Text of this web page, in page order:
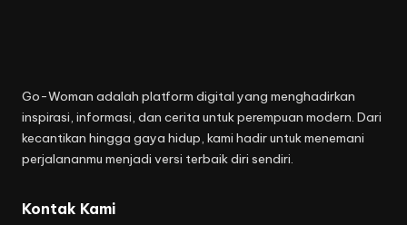
Go-Woman adalah platform digital yang menghadirkan
inspirasi, informasi, dan cerita untuk perempuan modern. Dari
kecantikan hingga gaya hidup, kami hadir untuk menemani
perjalananmu menjadi versi terbaik diri sendiri.
Kontak Kami